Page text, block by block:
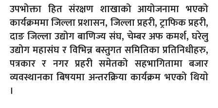
उपभोक्ता हित संरक्षण शाखाको आयोजनामा भएको
कार्यक्रममा जिल्ला प्रशासन, जिल्ला प्रहरी, ट्राफिक प्रहरी,
दाङ जिल्ला उद्योग बाणिज्य संघ, चेम्बर अफ कमर्श, घरेलु
उद्योग महासंघ र विभिन्न बस्तुगत समितिका प्रतिनिधीहरु,
पत्रकार र नगर प्रहरी समेतको सहभागितामा बजार
व्यवस्थानका बिषयमा अन्तरक्रिया कार्यक्रम भएको थियाे
।